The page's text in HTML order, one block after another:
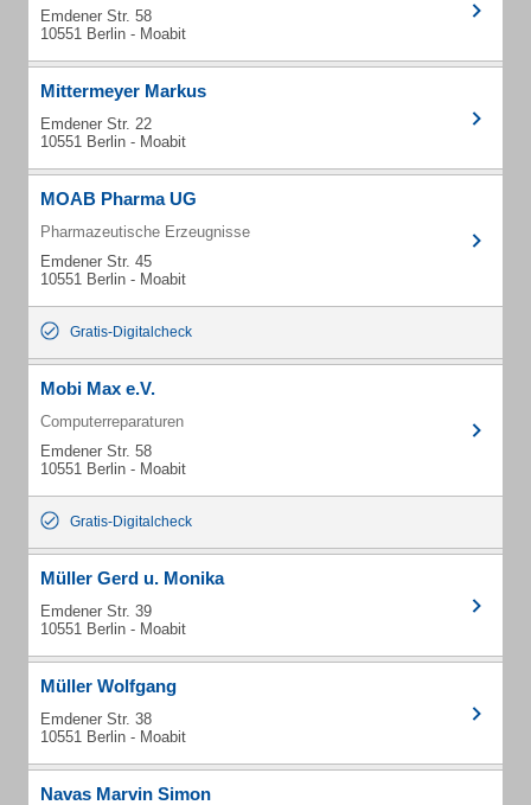
Emdener Str. 58
10551 Berlin - Moabit
Mittermeyer Markus
Emdener Str. 22
10551 Berlin - Moabit
MOAB Pharma UG
Pharmazeutische Erzeugnisse
Emdener Str. 45
10551 Berlin - Moabit
Gratis-Digitalcheck
Mobi Max e.V.
Computerreparaturen
Emdener Str. 58
10551 Berlin - Moabit
Gratis-Digitalcheck
Müller Gerd u. Monika
Emdener Str. 39
10551 Berlin - Moabit
Müller Wolfgang
Emdener Str. 38
10551 Berlin - Moabit
Navas Marvin Simon